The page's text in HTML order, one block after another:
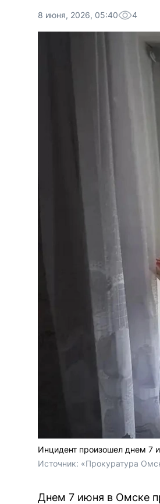
8 июня, 2026, 05:40 4
Инцидент произошел днем 7
Источник: «Прокуратура
Днем 7 июня в Омске